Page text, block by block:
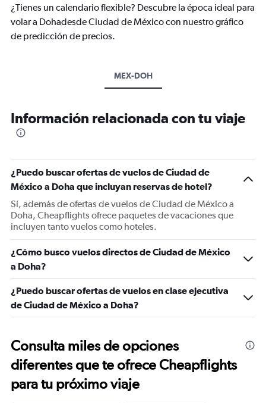
¿Tienes un calendario flexible? Descubre la época ideal para
volar a Dohadesde Ciudad de México con nuestro gráfico
de predicción de precios.
MEX-DOH
Información relacionada con tu viaje
¿Puedo buscar ofertas de vuelos de Ciudad de
México a Doha que incluyan reservas de hotel?
Sí, además de ofertas de vuelos de Ciudad de México a
Doha, Cheapflights ofrece paquetes de vacaciones que
incluyen tanto vuelos como hoteles.
¿Cómo busco vuelos directos de Ciudad de México
a Doha?
¿Puedo buscar ofertas de vuelos en clase ejecutiva
de Ciudad de México a Doha?
Consulta miles de opciones
diferentes que te ofrece Cheapflights
para tu próximo viaje